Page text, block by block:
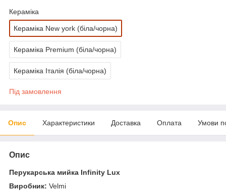
Кераміка
Кераміка New york (біла/чорна)
Кераміка Premium (біла/чорна)
Кераміка Італія (біла/чорна)
Під замовлення
Опис Характеристики Доставка Оплата Умови
Опис
Перукарська мийка Infinity Lux
Виробник: Velmi